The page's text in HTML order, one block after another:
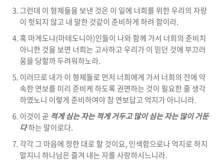
그런데 이 형제들을 보낸 것은 이 일에 너희를 위한 우리의 자랑
이 헛되지 않고 내 말한 것같이 준비하게 하려 함이라.
혹 마게도냐(마테도니아)인들이 나와 함께 가서 너희의 준비치
아니한 것을 보면 너희는 고사하고 우리가 이 믿던 것에 부끄러
움을 당할까 두려워하노라.
이러므로 내가 이 형제들로 먼저 너희에게 가서 너희의 전에 약
속한 연보를 미리 준비케 하도록 권면하는 것이 필요한 줄 생각
하였노니 이렇게 준비하여야 참 연보답고 억지가 아니니라.
이것이 곧 적게 심는 자는 적게 거두고 많이 심는 자는 많이 거둔
다하는 말이로다.
각각 그 마음에 정한 대로 할 것이요, 인색함으로나 억지로 하지
말지니 하나님은 즐겨 내는 자를 사랑하시느니라.